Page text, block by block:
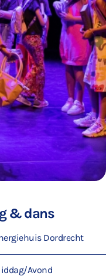
& dans
Dordrecht
Avond